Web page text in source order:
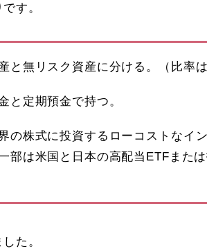
す。
と無リスク資産に分ける。（比率は
と定期預金で持つ。
の株式に投資するローコストなイ
部は米国と日本の高配当ETFまた
た。